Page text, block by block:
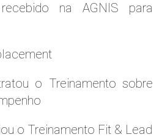
na AGNIS para
o Treinamento sobre
o Treinamento Fit & Lead